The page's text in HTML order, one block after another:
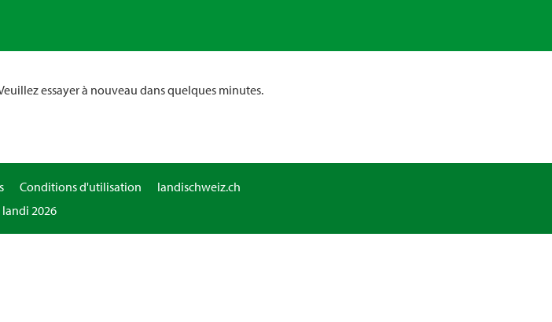
essayer à nouveau dans quelques minutes.
Conditions d'utilisation
landischweiz.ch
2026